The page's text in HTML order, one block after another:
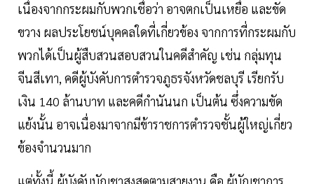
เนื่องจากกระผมกับพวกเชื่อว่า อาจตกเป็นเหยื่อ และขัด
ขวาง ผลประโยชน์บุคคลใดที่เกี่ยวข้อง จากการที่กระผมกับ
พวกได้เป็นผู้สืบสวนสอบสวนในคดีสําคัญ เช่น กลุ่มทุน
จีนสีเทา, คดีผู้บังคับการตํารวจภูธรจังหวัดชลบุรี เรียกรับ
เงิน 140 ล้านบาท และคดีกํานันนก เป็นต้น ซึ่งความขัด
แย้งนั้น อาจเนื่องมาจากมีข้าราชการตํารวจชั้นผู้ใหญ่เกี่ยว
ข้องจํานวนมาก